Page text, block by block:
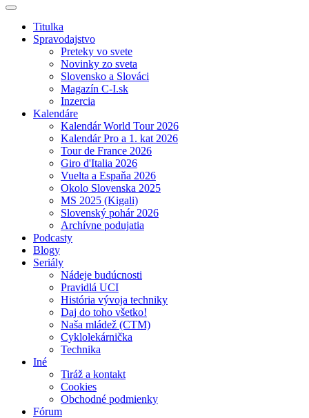
Titulka
Spravodajstvo
Preteky vo svete
Novinky zo sveta
Slovensko a Slováci
Magazín C-I.sk
Inzercia
Kalendáre
Kalendár World Tour 2026
Kalendár Pro a 1. kat 2026
Tour de France 2026
Giro d'Italia 2026
Vuelta a Espaňa 2026
Okolo Slovenska 2025
MS 2025 (Kigali)
Slovenský pohár 2026
Archívne podujatia
Podcasty
Blogy
Seriály
Nádeje budúcnosti
Pravidlá UCI
História vývoja techniky
Daj do toho všetko!
Naša mládež (CTM)
Cyklolekárnička
Technika
Iné
Tiráž a kontakt
Cookies
Obchodné podmienky
Fórum